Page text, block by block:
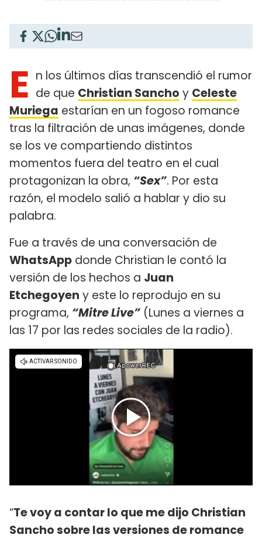
E n los últimos días transcendió el rumor
de que Christian Sancho y Celeste
Muriega estarían en un fogoso romance
tras la filtración de unas imágenes, donde
se los ve compartiendo distintos
momentos fuera del teatro en el cual
protagonizan la obra, “Sex”. Por esta
razón, el modelo salió a hablar y dio su
palabra.
Fue a través de una conversación de
WhatsApp donde Christian le contó la
versión de los hechos a Juan
Etchegoyen y este lo reprodujo en su
programa, “Mitre Live” (Lunes a viernes a
las 17 por las redes sociales de la radio).
“Te voy a contar lo que me dijo Christian
Sancho sobre las versiones de romance